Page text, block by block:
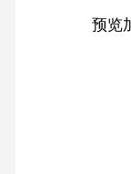
预览